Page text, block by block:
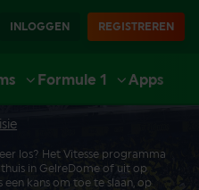
INLOGGEN REGISTREREN
Formule 1 Apps
los? Het Vitesse programma
in GelreDome of uit op
een kans om toe te slaan, op